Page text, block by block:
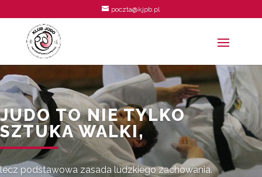
poczta@kjpb.pl
JUDO TO NIE TYLKO
SZTUKA WALKI,
lecz podstawowa zasada ludzkiego zachowania.